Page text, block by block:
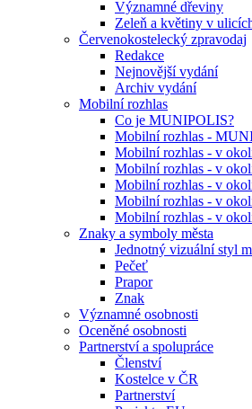
Významné dřeviny
Zeleň a květiny v
Červenokostelecký zpravodaj
Redakce
Nejnovější vydání
Archiv vydání
Mobilní rozhlas
Co je MUNIPOLIS?
Mobilní rozhlas -
Mobilní rozhlas - v
Mobilní rozhlas - v
Mobilní rozhlas - v
Mobilní rozhlas - v
Mobilní rozhlas - v
Znaky a symboly města
Jednotný vizuální styl
Pečeť
Prapor
Znak
Významné osobnosti
Oceněné osobnosti
Partnerství a spolupráce
Členství
Kostelce v ČR
Partnerství